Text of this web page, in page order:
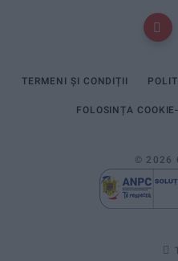
TERMENI ȘI CONDIȚII
FOLOSINȚA
© 2026